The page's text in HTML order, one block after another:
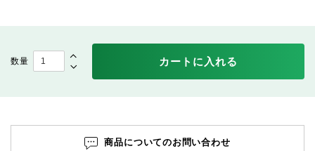
カートに入れる
商品についてのお問い合わせ